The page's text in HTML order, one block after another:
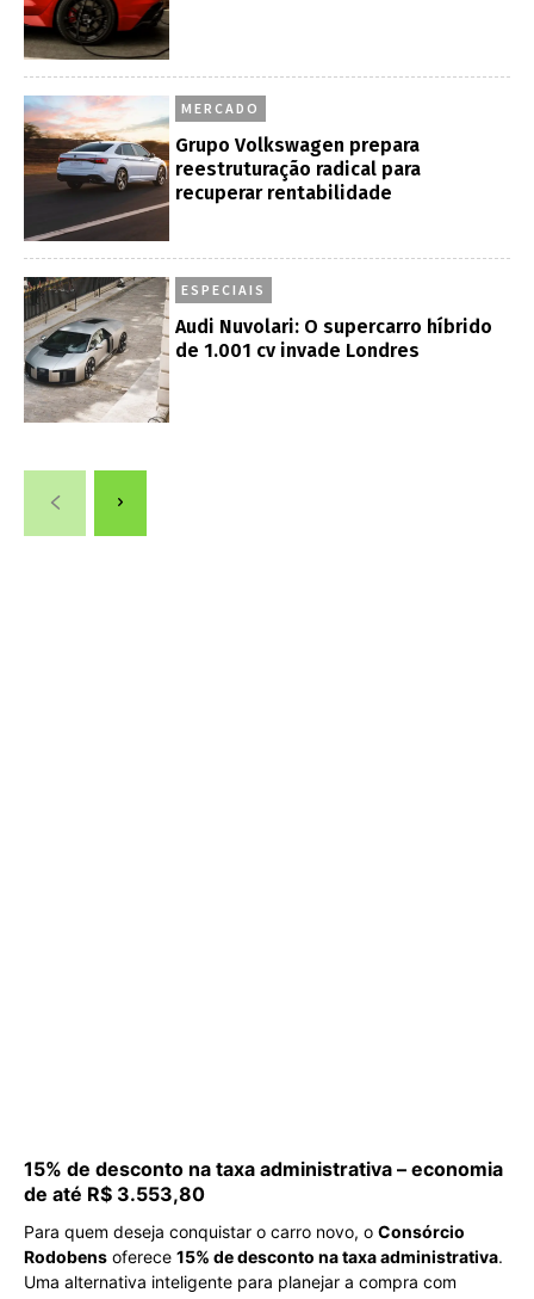
MERCADO
Grupo Volkswagen prepara
reestruturação radical para
recuperar rentabilidade
ESPECIAIS
Audi Nuvolari: O supercarro híbrido
de 1.001 cv invade Londres
15% de desconto na taxa administrativa – economia
de até R$ 3.553,80
Para quem deseja conquistar o carro novo, o Consórcio
Rodobens oferece 15% de desconto na taxa administrativa.
Uma alternativa inteligente para planejar a compra com